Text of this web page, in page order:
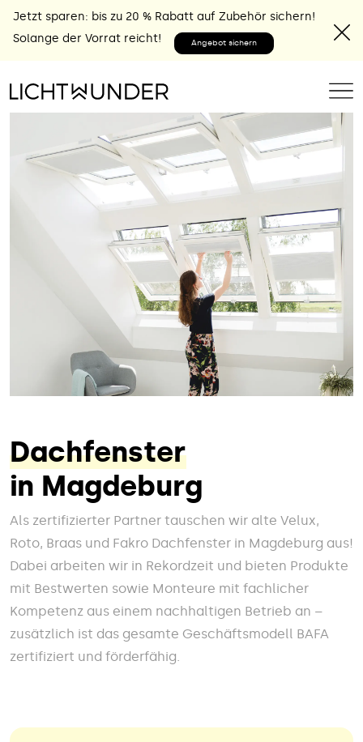
Jetzt sparen: bis zu 20 % Rabatt auf Zubehör sichern!
Solange der Vorrat reicht!
Angebot sichern
Dachfenster
in Magdeburg
Als zertifizierter Partner tauschen wir alte Velux,
Roto, Braas und Fakro Dachfenster in Magdeburg aus!
Dabei arbeiten wir in Rekordzeit und bieten Produkte
mit Bestwerten sowie Monteure mit fachlicher
Kompetenz aus einem nachhaltigen Betrieb an –
zusätzlich ist das gesamte Geschäftsmodell BAFA
zertifiziert und förderfähig.